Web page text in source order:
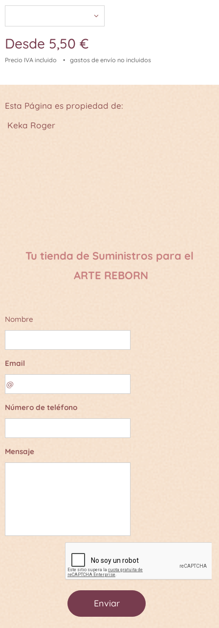
Desde 5,50 €
Precio IVA incluido gastos de envío no incluidos
Esta Página es propiedad de:
Keka Roger
Tu tienda de Suministros para el
ARTE REBORN
Nombre
Email
Número de teléfono
Mensaje
Enviar